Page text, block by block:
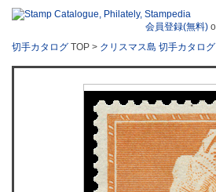
会員登録(無料)
切手カタログ TOP > クリスマス島 切手カタログ